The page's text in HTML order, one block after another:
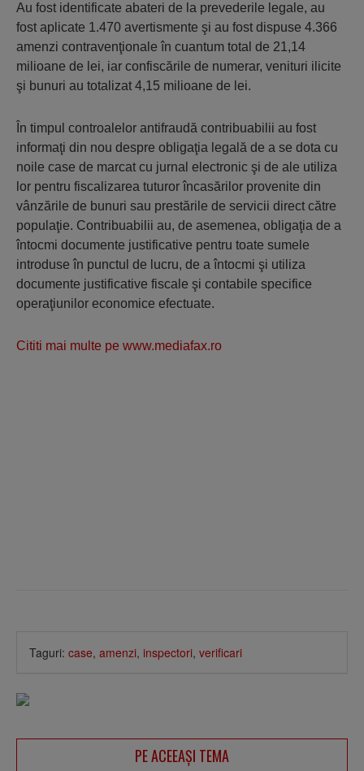
Au fost identificate abateri de la prevederile legale, au
fost aplicate 1.470 avertismente şi au fost dispuse 4.366
amenzi contravenţionale în cuantum total de 21,14
milioane de lei, iar confiscările de numerar, venituri ilicite
şi bunuri au totalizat 4,15 milioane de lei.
În timpul controalelor antifraudă contribuabilii au fost
informaţi din nou despre obligaţia legală de a se dota cu
noile case de marcat cu jurnal electronic şi de ale utiliza
lor pentru fiscalizarea tuturor încasărilor provenite din
vânzările de bunuri sau prestările de servicii direct către
populaţie. Contribuabilii au, de asemenea, obligaţia de a
întocmi documente justificative pentru toate sumele
introduse în punctul de lucru, de a întocmi şi utiliza
documente justificative fiscale şi contabile specifice
operaţiunilor economice efectuate.
Cititi mai multe pe www.mediafax.ro
Taguri: case, amenzi, inspectori, verificari
PE ACEEAŞI TEMA